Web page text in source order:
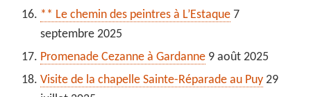
** Le chemin des peintres à L’Estaque 7
septembre 2025
Promenade Cezanne à Gardanne 9 août 2025
Visite de la chapelle Sainte-Réparade au Puy 29